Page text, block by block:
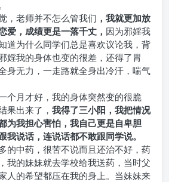
，老师并不怎么管我们 ，我就更加放
爱，成绩更是一落千丈， 因为邪婬我
道为什么同学们总是喜欢议论我，背
婬我的身体也变的很差，还得了胃
身无力，一走路就全身出冷汗，喘气
个月才好，我的身体突然变的很脆
果出来了， 我得了三小阳，我把情况
为我担心害怕，我自己更是自卑胆
我说话，连说话都不敢跟同学说。
的中药，很苦不说而且还治不好，药
我的妹妹就去学校给我送药，当时父
人的希望都压在我的身上。当妹妹来